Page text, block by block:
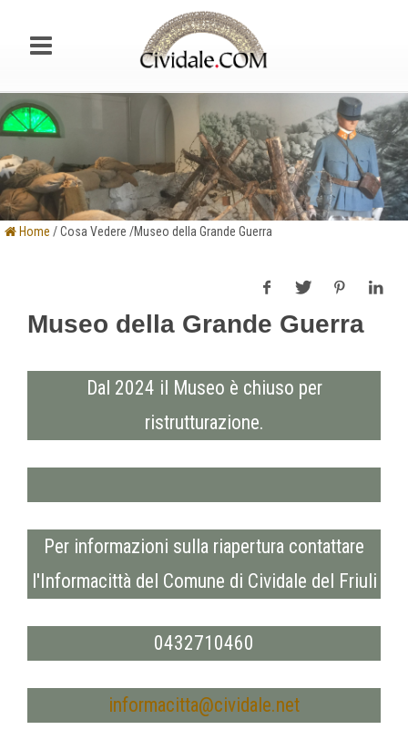
Home / Cosa Vedere /Museo della Grande Guerra
Museo della Grande Guerra
Dal 2024 il Museo è chiuso per
ristrutturazione.
Per informazioni sulla riapertura contattare
l'Informacittà del Comune di Cividale del Friuli
0432710460
informacitta@cividale.net